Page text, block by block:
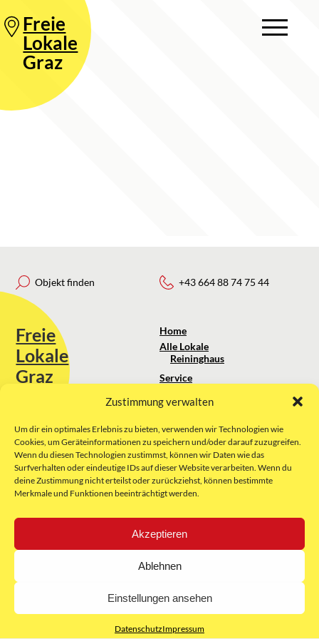
Zustimmung verwalten
Um dir ein optimales Erlebnis zu bieten, verwenden wir Technologien wie
Cookies, um Geräteinformationen zu speichern und/oder darauf zuzugreifen.
Wenn du diesen Technologien zustimmst, können wir Daten wie das
Surfverhalten oder eindeutige IDs auf dieser Website verarbeiten. Wenn du
deine Zustimmung nicht erteilst oder zurückziehst, können bestimmte
Merkmale und Funktionen beeinträchtigt werden.
Akzeptieren
Ablehnen
Einstellungen ansehen
DatenschutzImpressum
Freie
Lokale
Graz
Objekt finden
Freie
Lokale
Graz
Sie erreichen uns unter:
kontakt@freielokale-graz.at
Website by Rubikon Werbeagentur
GmbH
+43 664 88 74 75 44
Home
Alle Lokale
Reininghaus
Service
Über uns
Impressum
AGB
Datenschutz
E-Mail